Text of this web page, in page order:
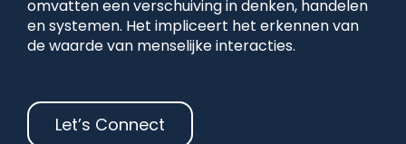
omvatten een verschuiving in denken, handelen
en systemen. Het impliceert het erkennen van
de waarde van menselijke interacties.
Let’s Connect